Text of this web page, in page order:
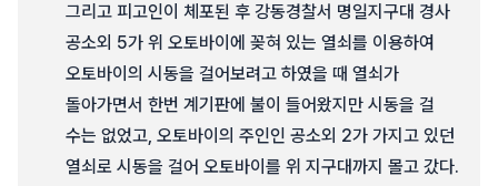
그리고 피고인이 체포된 후 강동경찰서 명일지구대 경사
공소외 5가 위 오토바이에 꽂혀 있는 열쇠를 이용하여
오토바이의 시동을 걸어보려고 하였을 때 열쇠가
돌아가면서 한번 계기판에 불이 들어왔지만 시동을 걸
수는 없었고, 오토바이의 주인인 공소외 2가 가지고 있던
열쇠로 시동을 걸어 오토바이를 위 지구대까지 몰고 갔다.